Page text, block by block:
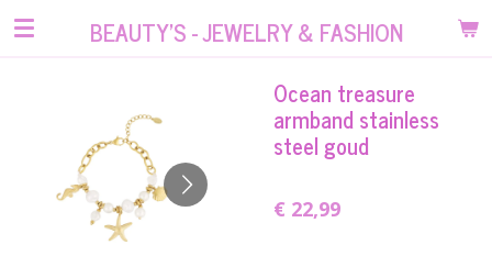
Ga
BEAUTY'S - JEWELRY & FASHION
Ocean treasure
armband stainless
steel goud
€ 22,99